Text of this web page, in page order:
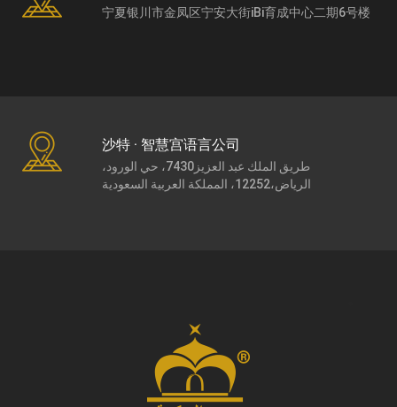
宁夏银川市金凤区宁安大街iBi育成中心二期6号楼
沙特 · 智慧宫语言公司
طريق الملك عبد العزيز7430، حي الورود،
الرياض،12252، المملكة العربية السعودية